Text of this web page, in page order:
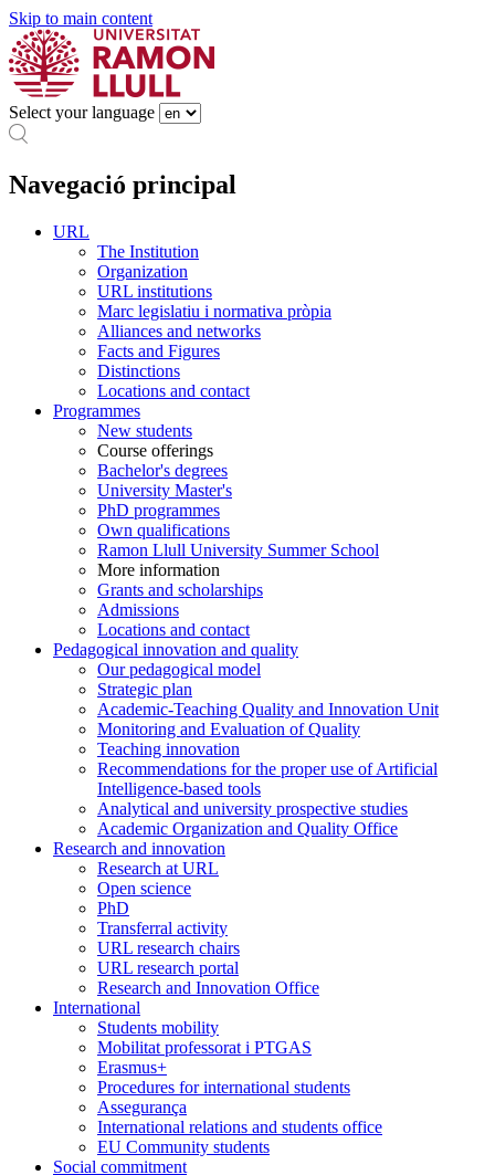
Skip to main content
Select your language
Navegació principal
URL
The Institution
Organization
URL institutions
Marc legislatiu i normativa pròpia
Alliances and networks
Facts and Figures
Distinctions
Locations and contact
Programmes
New students
Course offerings
Bachelor's degrees
University Master's
PhD programmes
Own qualifications
Ramon Llull University Summer School
More information
Grants and scholarships
Admissions
Locations and contact
Pedagogical innovation and quality
Our pedagogical model
Strategic plan
Academic-Teaching Quality and Innovation Unit
Monitoring and Evaluation of Quality
Teaching innovation
Recommendations for the proper use of Artificial
Intelligence-based tools
Analytical and university prospective studies
Academic Organization and Quality Office
Research and innovation
Research at URL
Open science
PhD
Transferral activity
URL research chairs
URL research portal
Research and Innovation Office
International
Students mobility
Mobilitat professorat i PTGAS
Erasmus+
Procedures for international students
Assegurança
International relations and students office
EU Community students
Social commitment